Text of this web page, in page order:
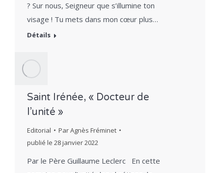
? Sur nous, Seigneur que s’illumine ton
visage ! Tu mets dans mon cœur plus…
Détails
Saint Irénée, « Docteur de
l’unité »
Editorial ParAgnès Fréminet
publié le 28 janvier 2022
Par le Père Guillaume Leclerc En cette